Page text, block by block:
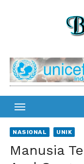
NASIONAL UNIK
Manusia